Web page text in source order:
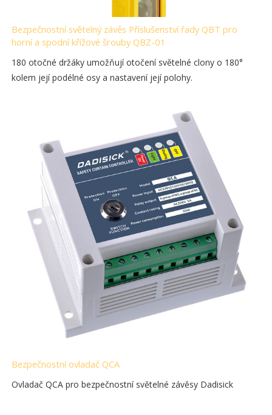
Bezpečnostní světelný závěs Příslušenství řady QBT pro
horní a spodní křížové šrouby QBZ-01
180 otočné držáky umožňují otočení světelné clony o 180°
kolem její podélné osy a nastavení její polohy.
Bezpečnostní ovladač QCA
Ovladač QCA pro bezpečnostní světelné závěsy Dadisick